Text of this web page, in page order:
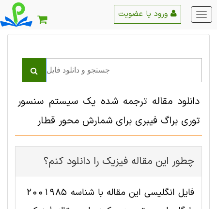
منو
اصلی
دانلود مقاله ترجمه شده یک سیستم سنسور
توری براگ فیبری برای شمارش محور قطار
چطور این مقاله فیزیک را دانلود کنم؟
فایل انگلیسی این مقاله با شناسه 2001985